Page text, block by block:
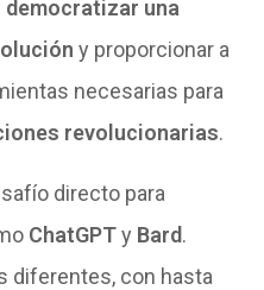
democratizar una
y proporcionar a
necesarias para
revolucionarias.
directo para
ChatGPTy Bard.
diferentes, con hasta